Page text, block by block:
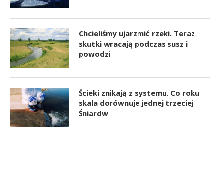
Chcieliśmy ujarzmić rzeki. Teraz
skutki wracają podczas susz i
powodzi
Ścieki znikają z systemu. Co roku
skala dorównuje jednej trzeciej
Śniardw